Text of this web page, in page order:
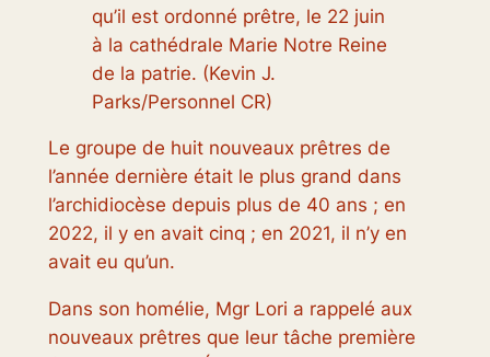
qu’il est ordonné prêtre, le 22 juin
à la cathédrale Marie Notre Reine
de la patrie. (Kevin J.
Parks/Personnel CR)
Le groupe de huit nouveaux prêtres de
l’année dernière était le plus grand dans
l’archidiocèse depuis plus de 40 ans ; en
2022, il y en avait cinq ; en 2021, il n’y en
avait eu qu’un.
Dans son homélie, Mgr Lori a rappelé aux
nouveaux prêtres que leur tâche première